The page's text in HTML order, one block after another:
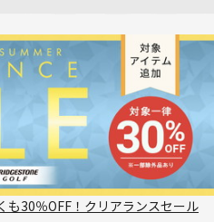
も30％OFF！クリアランスセール